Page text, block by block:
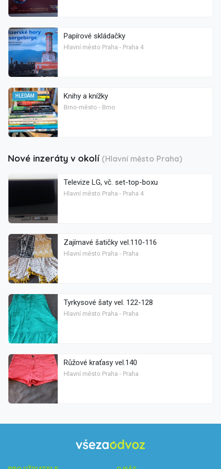
Papírové skládačky
Hlavní město Praha - Praha 4
HLEDÁM Knihy a knížky
Brno-město - Brno
Nové inzeráty v okolí (Hlavní město Praha)
Televize LG, vč. set-top-boxu
Hlavní město Praha - Praha 4
Zajímavé šatičky vel.110-116
Hlavní město Praha - Praha
Tyrkysové šaty vel. 122-128
Hlavní město Praha - Praha
Růžové kraťasy vel.140
Hlavní město Praha - Praha